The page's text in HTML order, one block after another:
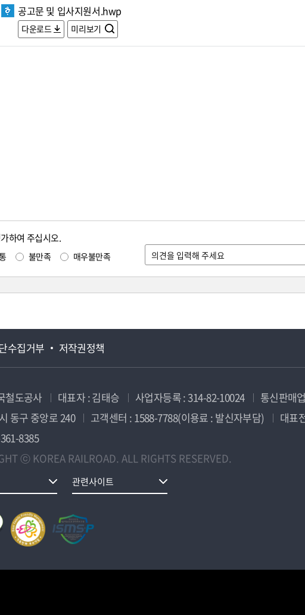
공고문 및 입사지원서.hwp
다운로드 미리보기
하여 주십시오.
불만족 매우불만족
수집거부 저작권정책
철도공사 대표자 : 김태승 사업자등록 : 314-82-10024
통신판매
동구 중앙로 240
고객센터 : 1588-7788(이용료 : 발신자부담)
대표
8385
ⓒ KOREA RAILROAD. ALL RIGHTS RESERVED.
관련사이트